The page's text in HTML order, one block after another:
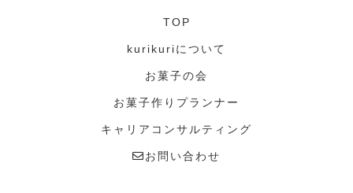
TOP
kurikuriについて
お菓子の会
お菓子作りプランナー
キャリアコンサルティング
お問い合わせ